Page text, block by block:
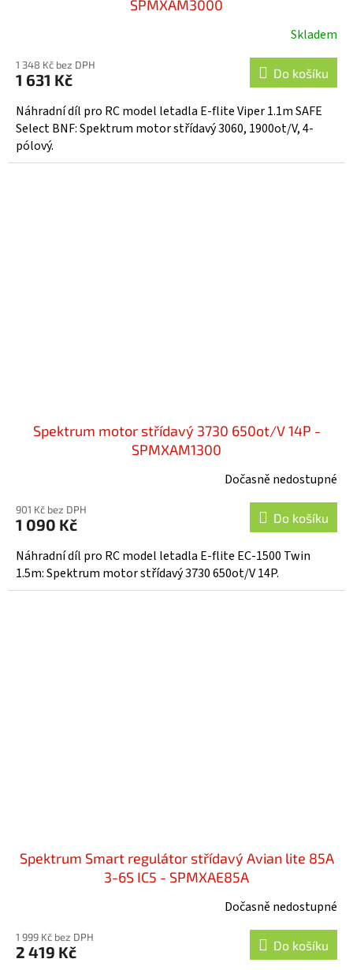
SPMXAM3000
Skladem
1 348 Kč bez DPH
1 631 Kč Do košíku
Náhradní díl pro RC model letadla E-flite Viper 1.1m SAFE
Select BNF: Spektrum motor střídavý 3060, 1900ot/V, 4-
pólový.
Spektrum motor střídavý 3730 650ot/V 14P -
SPMXAM1300
Dočasně nedostupné
901 Kč bez DPH
1 090 Kč Do košíku
Náhradní díl pro RC model letadla E-flite EC-1500 Twin
1.5m: Spektrum motor střídavý 3730 650ot/V 14P.
Spektrum Smart regulátor střídavý Avian lite 85A
3-6S IC5 - SPMXAE85A
Dočasně nedostupné
1 999 Kč bez DPH
2 419 Kč Do košíku